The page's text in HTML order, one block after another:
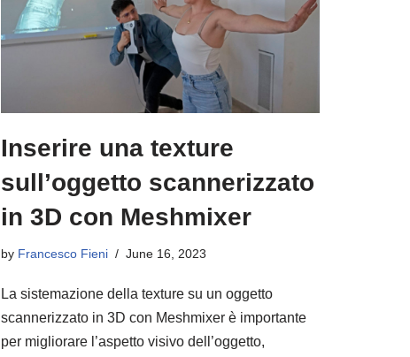
Inserire una texture
sull’oggetto scannerizzato
in 3D con Meshmixer
by Francesco Fieni June 16, 2023
La sistemazione della texture su un oggetto
scannerizzato in 3D con Meshmixer è importante
per migliorare l’aspetto visivo dell’oggetto,